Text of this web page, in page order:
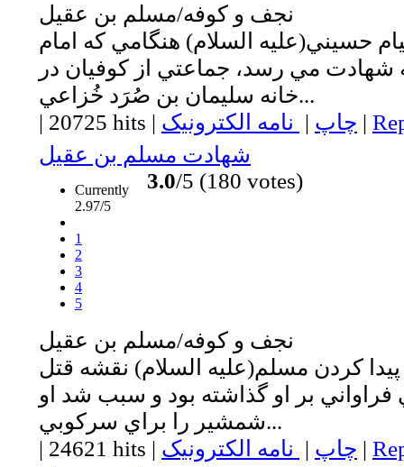
نجف و كوفه/مسلم بن عقيل
حسيني(عليه السلام) هنگامي كه امام
شهادت مي رسد، جماعتي از كوفيان در
خانه سليمان بن صُرَد خُزاعي...
| 20725 hits | چاپ | نامه الکترونیک |
شهادت مسلم بن عقيل
Currently
2.97/5
1
2
3
4
5
3.0/5 (180 votes)
نجف و كوفه/مسلم بن عقيل
كردن مسلم(عليه السلام) نقشه قتل
فراواني بر او گذاشته بود و سبب شد او
شمشير را براي سركوبي...
| 24621 hits | چاپ | نامه الکترونیک |